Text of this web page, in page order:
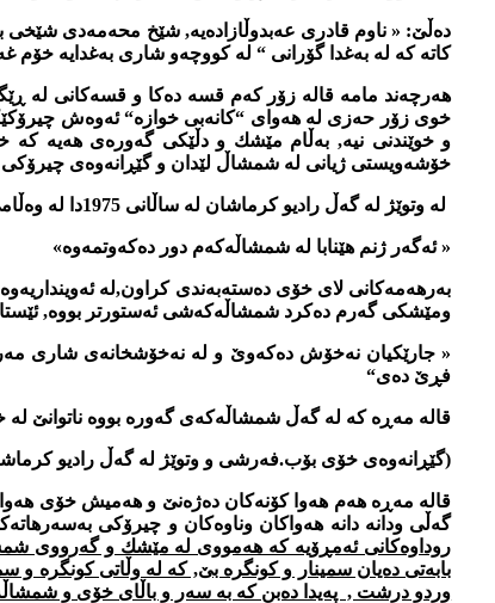
كاته‌ كه له‌ به‌غدا گۆرانی “ له‌ كووچه‌و شاری به‌غدایه‌
هه‌رچه‌ند مامه‌ قاله‌ زۆر كه‌م قسه‌ ده‌كا و قسه‌كانی له
خوی زۆر حه‌زی له‌ هه‌وای “كانه‌بی خوازه“ ئه‌وه‌ش
خۆشه‌ویستی ژیانی له‌ شمشاڵ لێدان و گێڕانه‌وه‌ی چیرۆكی
له‌ وتوێژ له‌ گه‌ڵ رادیو كرماشان له‌ ساڵانی 1975دا له‌ وه‌ڵامی ئه‌وپرسیاره‌دا كه‌ بۆ ژنت نه‌هێناوه‌ ده‌ڵێ:
« ئه‌گه‌ر ژنم هێنابا له‌ شمشاڵه‌كه‌م دور ده‌كه‌وتمه‌وه‌»
به‌رهه‌مه‌كانی لای خۆی ده‌سته‌به‌ندی كراون,له‌
ومێشكی گه‌رم ده‌كرد شمشاڵه‌كه‌شی ئه‌ستورتر بووه‌,
« جارێكیان نه‌خۆش ده‌كه‌وێ و له‌ نه‌خۆشخانه‌ی شاری
فڕێ ده‌ی“
قاله‌ مه‌ڕه‌ كه‌ له‌ گه‌ڵ شمشاڵه‌كه‌ی گه‌وره‌ بووه ناتوانێ
(گێڕانه‌وه‌ی خۆی بۆب.فه‌رشی و وتوێژ له‌ گه‌ڵ رادیو
قاله‌ مه‌ڕه‌ هه‌م هه‌وا كۆنه‌كان ده‌ژه‌نێ و هه‌میش خۆی هه‌وا
گه‌ڵی ودانه‌ دانه‌ هه‌واكان وناوه‌كان و چیرۆكی
روداوه‌كانی ئه‌مڕۆیه كه‌ هه‌مووی له‌ مێشك و گه‌رووی
بابه‌تی ده‌یان سمینار و كونگره بێ, كه له‌ وڵاتی كونگره‌
وردو درشت , په‌یدا ده‌بن كه‌ به‌ سه‌ر و باڵای خۆی و